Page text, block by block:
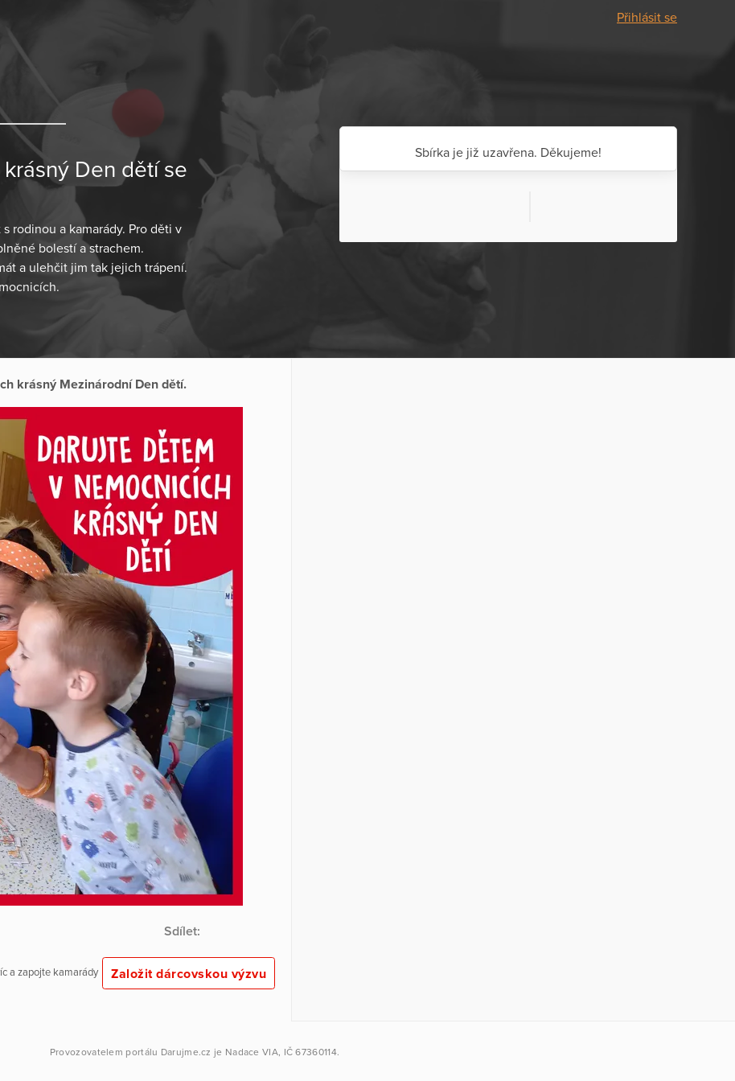
Přihlásit se
Den dětí se
rodinou a kamarády. Pro děti v
bolestí a strachem.
a ulehčit jim tak jejich trápení.
Sbírka je již uzavřena. Děkujeme!
krásný Mezinárodní Den dětí.
Sdílet:
a zapojte kamarády Založit dárcovskou výzvu
Provozovatelem portálu Darujme.cz je Nadace VIA, IČ 67360114.